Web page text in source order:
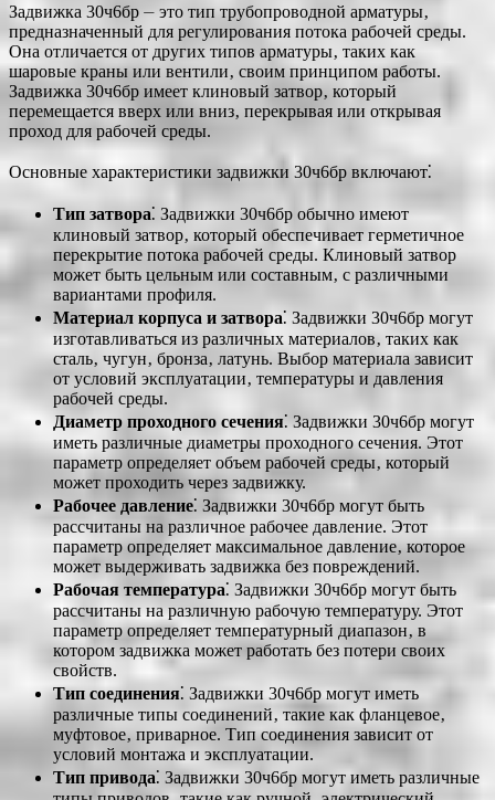
Задвижка 30ч6бр ⏤ это тип трубопроводной арматуры‚
предназначенный для регулирования потока рабочей среды.
Она отличается от других типов арматуры‚ таких как
шаровые краны или вентили‚ своим принципом работы.
Задвижка 30ч6бр имеет клиновый затвор‚ который
перемещается вверх или вниз‚ перекрывая или открывая
проход для рабочей среды.
Основные характеристики задвижки 30ч6бр включают⁚
Тип затвора⁚ Задвижки 30ч6бр обычно имеют
клиновый затвор‚ который обеспечивает герметичное
перекрытие потока рабочей среды. Клиновый затвор
может быть цельным или составным‚ с различными
вариантами профиля.
Материал корпуса и затвора⁚ Задвижки 30ч6бр могут
изготавливаться из различных материалов‚ таких как
сталь‚ чугун‚ бронза‚ латунь. Выбор материала зависит
от условий эксплуатации‚ температуры и давления
рабочей среды.
Диаметр проходного сечения⁚ Задвижки 30ч6бр могут
иметь различные диаметры проходного сечения. Этот
параметр определяет объем рабочей среды‚ который
может проходить через задвижку.
Рабочее давление⁚ Задвижки 30ч6бр могут быть
рассчитаны на различное рабочее давление. Этот
параметр определяет максимальное давление‚ которое
может выдерживать задвижка без повреждений.
Рабочая температура⁚ Задвижки 30ч6бр могут быть
рассчитаны на различную рабочую температуру. Этот
параметр определяет температурный диапазон‚ в
котором задвижка может работать без потери своих
свойств.
Тип соединения⁚ Задвижки 30ч6бр могут иметь
различные типы соединений‚ такие как фланцевое‚
муфтовое‚ приварное. Тип соединения зависит от
условий монтажа и эксплуатации.
Тип привода⁚ Задвижки 30ч6бр могут иметь различные